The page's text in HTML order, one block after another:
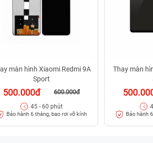
màn hình Xiaomi Redmi 9A
Sport
500.000đ 600.000đ
45 - 60 phút
Bảo hành 6 tháng, bao rơi vỡ kính
Thay màn
Bảo hành